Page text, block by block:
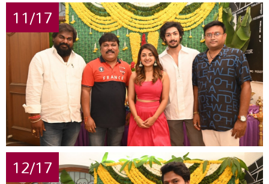
11/17
12/17